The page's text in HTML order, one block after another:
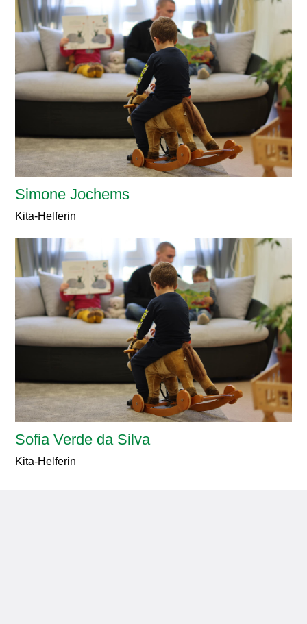
Simone Jochems
Kita-Helferin
Sofia Verde da Silva
Kita-Helferin